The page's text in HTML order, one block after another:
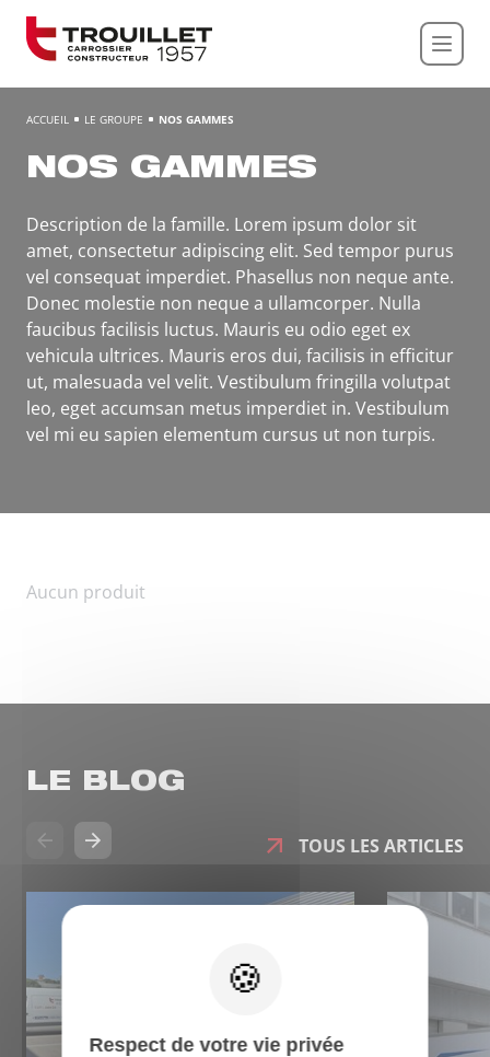
ACCUEIL LE GROUPE NOS GAMMES
NOS GAMMES
Description de la famille. Lorem ipsum dolor sit
amet, consectetur adipiscing elit. Sed tempor purus
vel consequat imperdiet. Phasellus non neque ante.
Donec molestie non neque a ullamcorper. Nulla
faucibus facilisis luctus. Mauris eu odio eget ex
vehicula ultrices. Mauris eros dui, facilisis in efficitur
ut, malesuada vel velit. Vestibulum fringilla volutpat
leo, eget accumsan metus imperdiet in. Vestibulum
vel mi eu sapien elementum cursus ut non turpis.
Aucun produit
LE BLOG
TOUS LES ARTICLES
Panneau de gestion des cookies
Respect de votre vie privée